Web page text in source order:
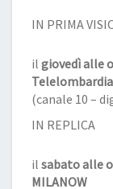
IN PRIMA
il giovedì alle
Telelombardia
(canale 10 –
IN REPLICA
il sabato alle
MILANOW